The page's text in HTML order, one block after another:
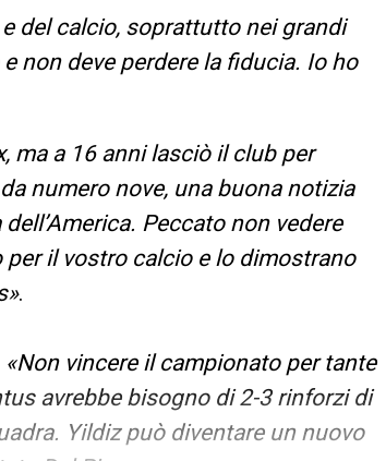
del calcio, soprattutto nei grandi
non deve perdere la fiducia. Io ho
ma a 16 anni lasciò il club per
numero nove, una buona notizia
Peccato non vedere
per il vostro calcio e lo dimostrano
.
«Non vincere il campionato per tante
avrebbe bisogno di 2-3 rinforzi di
Yildiz può diventare un nuovo